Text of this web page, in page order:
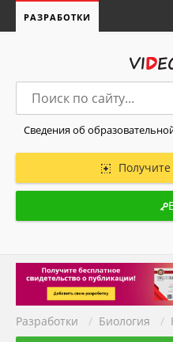
РАЗРАБОТКИ
Сведения об
Получите
Разработки / Биология /